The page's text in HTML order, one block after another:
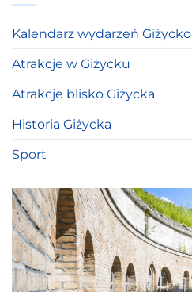
Kalendarz wydarzeń Giżycko
Atrakcje w Giżycku
Atrakcje blisko Giżycka
Historia Giżycka
Sport